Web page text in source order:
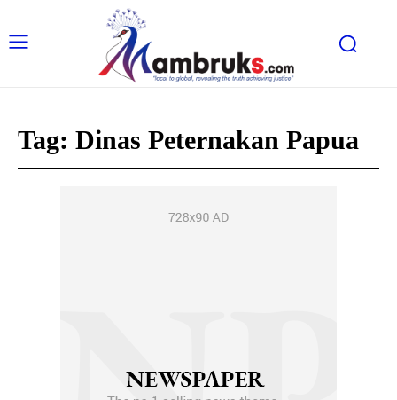
Tag: Dinas Peternakan Papua